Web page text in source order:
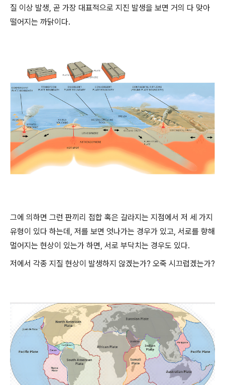
질 이상 발생, 곧 가장 대표적으로 지진 발생을 보면 거의 다 맞아
떨어지는 까닭이다.
그에 의하면 그런 판끼리 접합 혹은 갈라지는 지점에서 저 세 가지
유형이 있다 하는데, 저를 보면 엇나가는 경우가 있고, 서로를 향해
멀어지는 현상이 있는가 하면, 서로 부닥치는 경우도 있다.
저에서 각종 지질 현상이 발생하지 않겠는가? 오죽 시끄럽겠는가?